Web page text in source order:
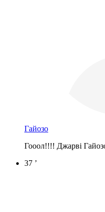
Гайозо
Гооол!!!! Джарві
37 ’